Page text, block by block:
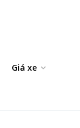
Giá xe